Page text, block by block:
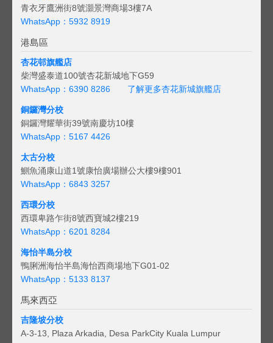
青衣牙鷹洲街8號灝景灣商場3樓7A
WhatsApp：5932 8919
港島區
杏花邨旗艦店
柴灣盛泰道100號杏花新城地下G59
WhatsApp：6390 8286
了解更多杏花新城旗艦店
銅鑼灣分校
銅鑼灣耀華街39號南慶坊10樓
WhatsApp：5167 4426
太古分校
鰂魚涌康山道1號康怡廣場辦公大樓9樓901
WhatsApp：6843 3257
西環分校
西環卑路乍街8號西寶城2樓219
WhatsApp：6201 8284
海怡半島分校
鴨脷洲海怡半島海怡西商場地下G01-02
WhatsApp：5133 8137
馬來西亞
吉隆坡分校
A-3-13, Plaza Arkadia, Desa ParkCity Kuala Lumpur